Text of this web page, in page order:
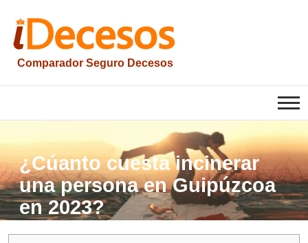
contenido
Comparador Seguro Decesos
iesquelas
¿Cúanto cuesta incinerar
una persona en Guipúzcoa
en 2023?